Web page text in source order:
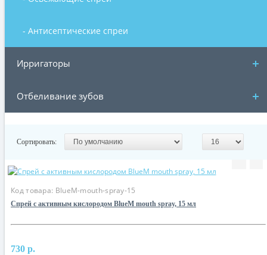
- Антисептические спреи
Ирригаторы
Отбеливание зубов
Сортировать:
Код товара: BlueM-mouth-spray-15
Спрей с активным кислородом BlueM mouth spray, 15 мл
730 р.